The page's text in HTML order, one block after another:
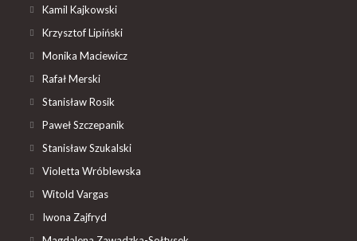
Kamil Kajkowski
Krzysztof Lipiński
Monika Maciewicz
Rafał Merski
Stanisław Rosik
Paweł Szczepanik
Stanisław Szukalski
Violetta Wróblewska
Witold Vargas
Iwona Zajfryd